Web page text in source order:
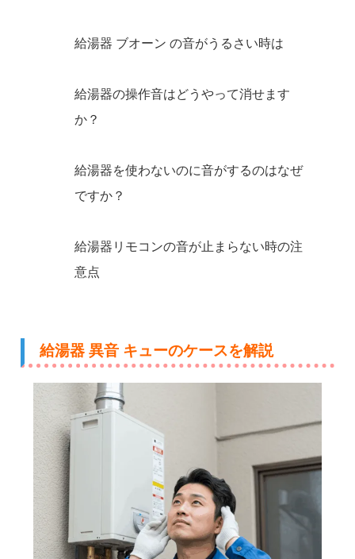
給湯器 ブオーン の音がうるさい時は
給湯器の操作音はどうやって消せます
か？
給湯器を使わないのに音がするのはなぜ
ですか？
給湯器リモコンの音が止まらない時の注
意点
給湯器 異音 キューのケースを解説